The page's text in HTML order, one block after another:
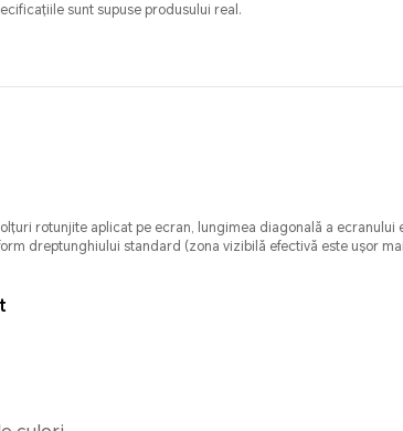
sunt supuse produsului real.
rotunjite aplicat pe ecran, lungimea diagonală a ecranului
dreptunghiului standard (zona vizibilă efectivă este ușor